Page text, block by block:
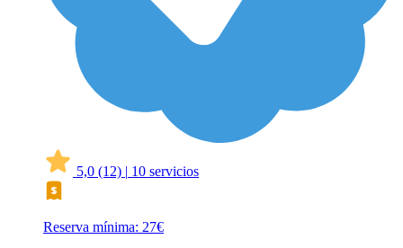
5,0 (12) | 10 servicios
Reserva mínima: 27€